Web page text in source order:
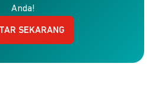
Anda!
SEKARANG